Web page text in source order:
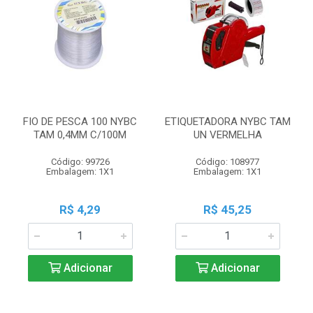
FIO DE PESCA 100 NYBC
TAM 0,4MM C/100M
Código: 99726
Embalagem: 1X1
R$ 4,29
Adicionar
ETIQUETADORA NYBC TAM
UN VERMELHA
Código: 108977
Embalagem: 1X1
R$ 45,25
Adicionar